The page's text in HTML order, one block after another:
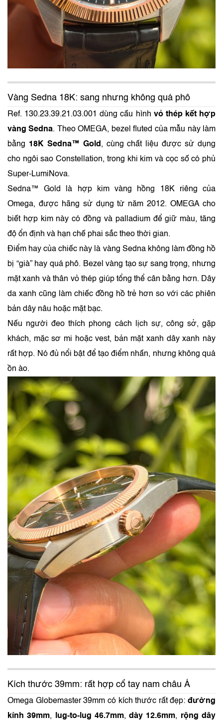
Vàng Sedna 18K: sang nhưng không quá phô
Ref. 130.23.39.21.03.001 dùng cấu hình vỏ thép kết hợp
vàng Sedna. Theo OMEGA, bezel fluted của mẫu này làm
bằng 18K Sedna™ Gold, cùng chất liệu được sử dụng
cho ngôi sao Constellation, trong khi kim và cọc số có phủ
Super‑LumiNova.
Sedna™ Gold là hợp kim vàng hồng 18K riêng của
Omega, được hãng sử dụng từ năm 2012. OMEGA cho
biết hợp kim này có đồng và palladium để giữ màu, tăng
độ ổn định và hạn chế phai sắc theo thời gian.
Điểm hay của chiếc này là vàng Sedna không làm đồng hồ
bị “già” hay quá phô. Bezel vàng tạo sự sang trọng, nhưng
mặt xanh và thân vỏ thép giúp tổng thể cân bằng hơn. Dây
da xanh cũng làm chiếc đồng hồ trẻ hơn so với các phiên
bản dây nâu hoặc mặt bạc.
Nếu người đeo thích phong cách lịch sự, công sở, gặp
khách, mặc sơ mi hoặc vest, bản mặt xanh dây xanh này
rất hợp. Nó đủ nổi bật để tạo điểm nhấn, nhưng không quá
ồn ào.
Kích thước 39mm: rất hợp cổ tay nam châu Á
Omega Globemaster 39mm có kích thước rất đẹp: đường
kính 39mm, lug-to-lug 46.7mm,dày 12.6mm, rộng dây